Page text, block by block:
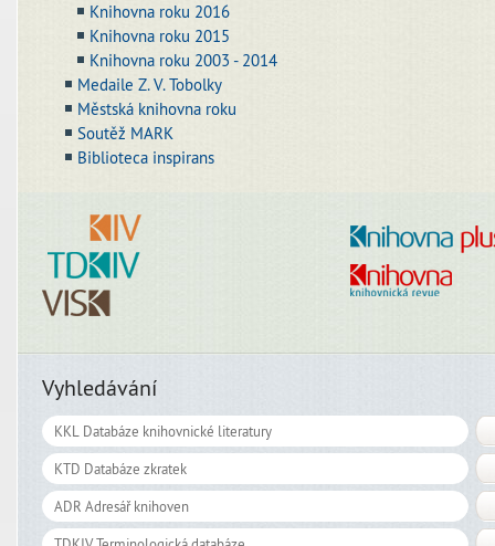
Knihovna roku 2016
Knihovna roku 2015
Knihovna roku 2003 - 2014
Medaile Z. V. Tobolky
Městská knihovna roku
Soutěž MARK
Biblioteca inspirans
Vyhledávání